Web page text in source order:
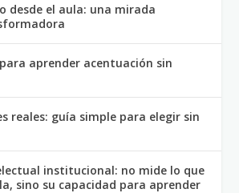
desde el aula: una mirada
aprender acentuación sin
reales: guía simple para elegir sin
institucional: no mide lo que
sino su capacidad para aprender